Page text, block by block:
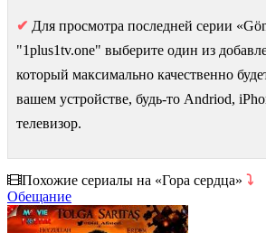
✔ Для просмотра последней серии
"1plus1tv.one" выберите один из
который максимально качественно
вашем устройстве, будь-то Andriod,
телевизор.
Похожие сериалы на «Гора сердца» ⤵
Обещание